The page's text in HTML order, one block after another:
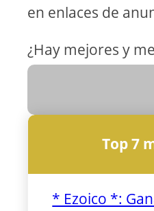
en enlaces de
¿Hay mejores y
Top 7
* Ezoico *: